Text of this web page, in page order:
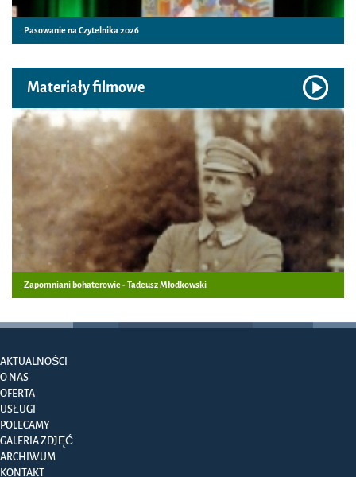
Pasowanie na Czytelnika 2026
Materiały filmowe
Zapomniani bohaterowie - Tadeusz Młodkowski
AKTUALNOŚCI
O NAS
OFERTA
USŁUGI
POLECAMY
GALERIA ZDJĘĆ
ARCHIWUM
KONTAKT